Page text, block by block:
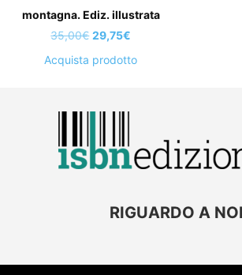
montagna. Ediz. illustrata
35,00€ Il
prezzo
35,00€.
29,75€
Acquista prodotto
RIGUARDO A NOI